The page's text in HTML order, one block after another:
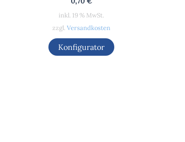
inkl. 19 % MwSt.
zzgl. Versandkosten
Konfigurator